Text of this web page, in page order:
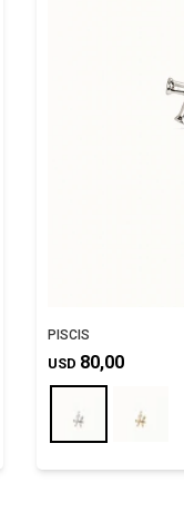
PISCIS
USD 80,00